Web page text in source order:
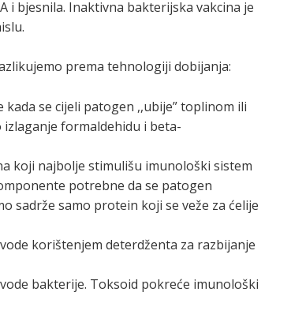
i bjesnila. Inaktivna bakterijska vakcina je
prema tehnologiji dobijanja:
se cijeli patogen ,,ubije” toplinom ili
formaldehidu i beta-
koji najbolje stimulišu imunološki sistem
potrebne da se patogen
sadrže samo protein koji se veže za ćelije
korištenjem deterdženta za razbijanje
bakterije. Toksoid pokreće imunološki